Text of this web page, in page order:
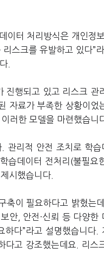
이터 처리방식은 개인정
스크를 유발하고 있다”
진행되고 있고 리스크 관
자료가 부족한 상황이었
러한 모델을 마련했습니
관리적 안전 조치로 학습
학습데이터 전처리 (불필요
시했습니다
축이 필요하다고 밝혔는
안, 안전·신뢰 등 다양한
하다”라고 설명했습니다
다고 강조했는데요
리스